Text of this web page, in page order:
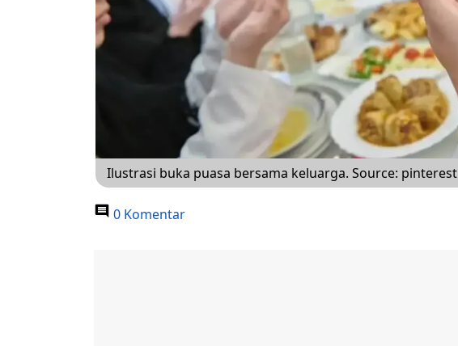
Ilustrasi buka puasa bersama keluarga. Source: pinterest
0 Komentar